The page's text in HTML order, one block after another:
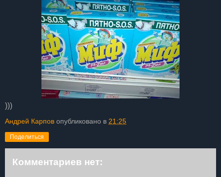
)))
Андрей Карпов опубликовано в 21:25
Поделиться
Комментариев нет: